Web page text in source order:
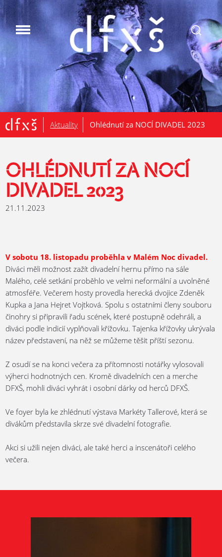
.
Aktuality Ohlédnutí za NOCÍ DIVADEL 2023
OHLÉDNUTÍ ZA NOCÍ
DIVADEL 2023
21.11.2023
V sobotu 18. listopadu proběhla v Malém Noc divadel.
Diváci měli možnost zažít divadelní hernu přímo na sále
Malého, celé setkání proběhlo ve velmi neformální a uvolněné
atmosféře. Večerem hosty provedla herecká dvojice Zdeněk
Kupka a Jana Hejret Vojtková. Spolu s ostatními členy souboru
činohry si připravili řadu scének, které postupně odehráli, a
diváci podle indicií vyplňovali křížovku. Tajenka křížovky ukrývala
název představení, na něž se můžeme těšit příští sezonu.
Z osudí se na konci večera za přítomnosti notářky vylosovali
výherci hodnotných cen. Kromě divadelních cen a merche
DFXŠ, mohli diváci vyhrát i osobní dárky od herců DFXŠ.
Ve foyer byla ke zhlédnutí výstava Markéty Tallerové, která se
divákům představila skrze své divadelní fotografie.
Akci si užili nejen diváci, ale také herci a inscenátoři celého
večera.